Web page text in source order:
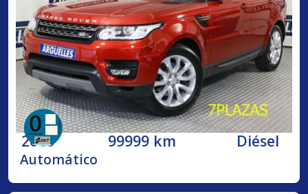
2015 99999 km Diésel
Automático